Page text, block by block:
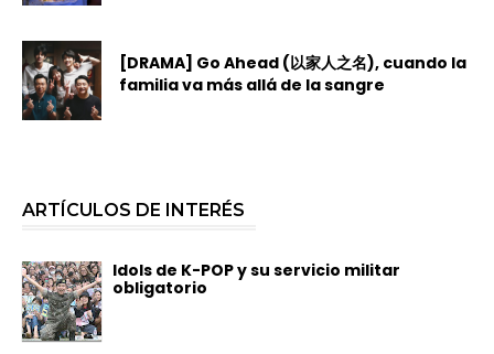
[DRAMA] Go Ahead (以家人之名), cuando la
familia va más allá de la sangre
ARTÍCULOS DE INTERÉS
Idols de K-POP y su servicio militar
obligatorio